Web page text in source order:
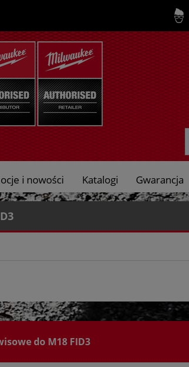
i nowości Katalogi Gwarancja
do M18 FID3